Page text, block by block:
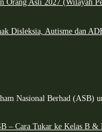
Disleksia, Autisme dan
Nasional Berhad (ASB)
– Cara Tukar ke Kelas B &